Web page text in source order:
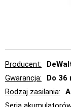
Producent
Gwarancja
Do 36
Rodzaj zasilania